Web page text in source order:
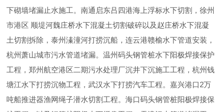
下砌墙堵漏止水施工。南通启东吕四港海上浮标水下切割，徐州
市港区 顺堤河魏庄桥水下混凝土切割破碎以及赵庄桥水下混凝
土切割拆除，泰州溱潼河打捞沉船，连云港赣榆水下管道安装，
杭州萧山城市污水管道堵漏。温州码头钢管桩水下阳极焊接保护
工程，郑州航空港区二期污水处理厂沉井下沉施工工程，杭州钱
塘江水下打捞沉物工程，武汉水下打捞汽车工程。嘉兴港口2万
吨船推进器渔网绳子潜水切割工程。海口码头钢管桩阳极焊接保